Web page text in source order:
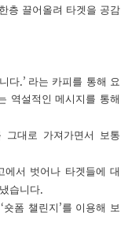
층 끌어올려 타겟을 공감
다.’ 라는 카피를 통해 요
역설적인 메시지를 통해
그대로 가져가면서 보통
에서 벗어나 타겟들에 대
습니다.
‘숏폼 챌린지 ’를 이용해 보